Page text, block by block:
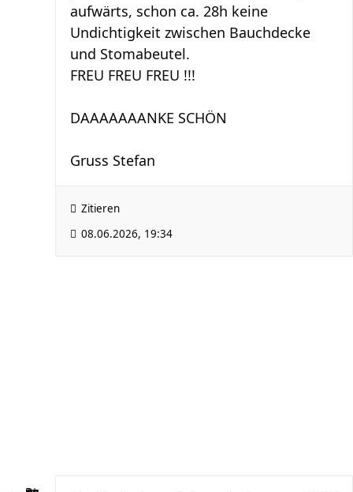
aufwärts, schon ca. 28h keine
Undichtigkeit zwischen Bauchdecke
und Stomabeutel.
FREU FREU FREU !!!
DAAAAAAANKE SCHÖN
Gruss Stefan
Zitieren
08.06.2026, 19:34